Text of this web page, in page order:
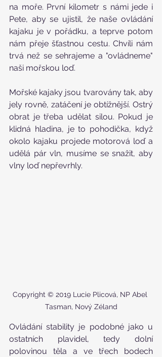
na moře. První kilometr s námi jede i
Pete, aby se ujistil, že naše ovládání
kajaku je v pořádku, a teprve potom
nám přeje šťastnou cestu. Chvíli nám
trvá než se sehrajeme a "ovládneme"
naši mořskou loď.
Mořské kajaky jsou tvarovány tak, aby
jely rovně, zatáčení je obtížnější. Ostrý
obrat je třeba udělat silou. Pokud je
klidná hladina, je to pohodička, když
okolo kajaku projede motorová loď a
udělá pár vln, musíme se snažit, aby
vlny loď nepřevrhly.
Copyright © 2019 Lucie Plicová, NP Abel
Tasman, Nový Zéland
Ovládání stability je podobné jako u
ostatních plavidel, tedy dolní
polovinou těla a ve třech bodech